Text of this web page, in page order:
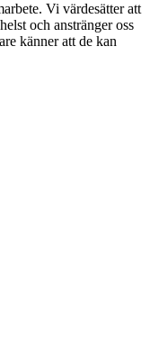
Vi värdesätter att
och anstränger oss
känner att de kan